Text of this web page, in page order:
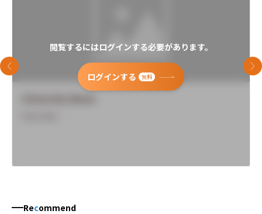
閲覧するにはログインする必要があります。
ログインする 無料
前のスライド 次
Recommend